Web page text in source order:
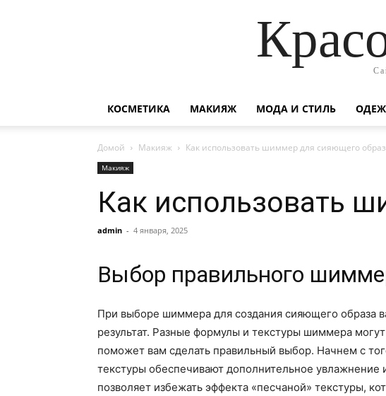
КОСМЕТИКА МАКИЯЖ МОДА И СТИЛЬ
Домой Макияж Как использовать шиммер для сияющего
Макияж
Как использовать
admin - 4 января, 2025
Выбор правильного
При выборе шиммера для создания сияющего образа
результат. Разные формулы и текстуры шиммера
поможет вам сделать правильный выбор. Начнем с
текстуры обеспечивают дополнительное
позволяет избежать эффекта «песчаной» текстуры,